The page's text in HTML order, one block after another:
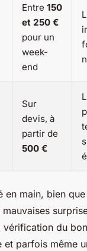
Entre 150
et 250 €
pour un
week-
end
Sur
devis, à
partir de
500 €
en main, bien
vérification du
et parfois même